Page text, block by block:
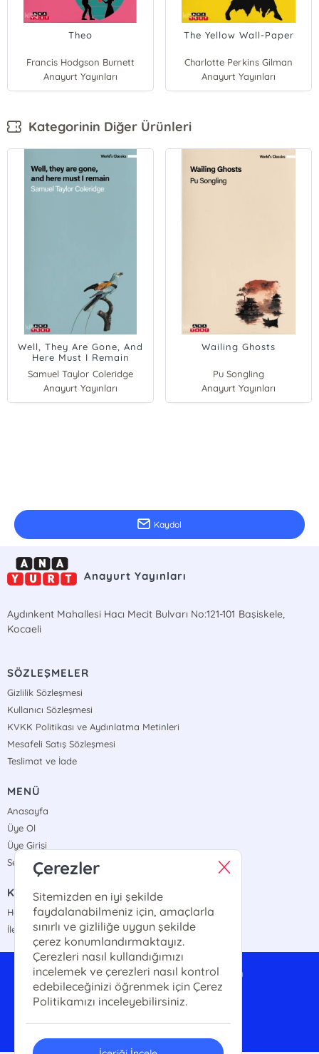
Theo
Francis Hodgson Burnett
Anayurt Yayınları
The Yellow Wall-Paper
Charlotte Perkins Gilman
Anayurt Yayınları
Kategorinin Diğer Ürünleri
Well, They Are Gone, And
Here Must I Remain
Samuel Taylor Coleridge
Anayurt Yayınları
Wailing Ghosts
Pu Songling
Anayurt Yayınları
Kaydol
Anayurt Yayınları
Aydınkent Mahallesi Hacı Mecit Bulvarı No:121-101 Başiskele,
Kocaeli
SÖZLEŞMELER
Gizlilik Sözleşmesi
Kullanıcı Sözleşmesi
KVKK Politikası ve Aydınlatma Metinleri
Mesafeli Satış Sözleşmesi
Teslimat ve İade
MENÜ
Anasayfa
Üye Ol
Üye Girişi
Sepetim
KURUMSAL
Hakkımızda
İletişim
anayurttoptan@gmail.com
0542 324 89 34
Çerezler
Sitemizden en iyi şekilde
faydalanabilmeniz için, amaçlarla
sınırlı ve gizliliğe uygun şekilde
çerez konumlandırmaktayız.
Çerezleri nasıl kullandığımızı
incelemek ve çerezleri nasıl kontrol
edebileceğinizi öğrenmek için Çerez
Politikamızı inceleyebilirsiniz.